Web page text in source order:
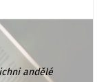
andělé